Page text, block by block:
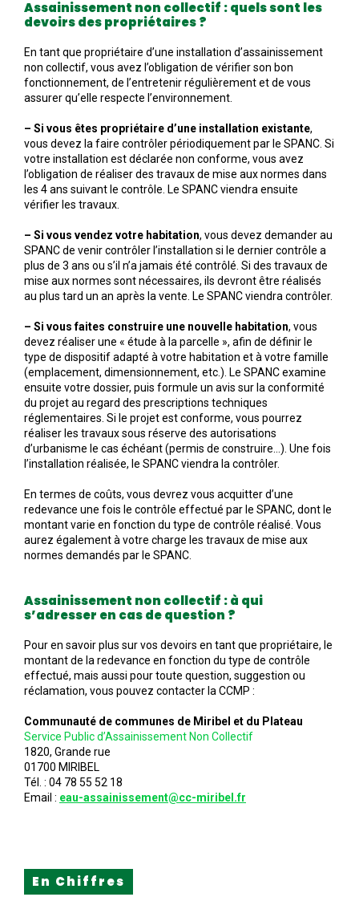
Assainissement non collectif : quels sont les
devoirs des propriétaires ?
En tant que propriétaire d’une installation d’assainissement
non collectif, vous avez l’obligation de vérifier son bon
fonctionnement, de l’entretenir régulièrement et de vous
assurer qu’elle respecte l’environnement.
– Si vous êtes propriétaire d’une installation existante,
vous devez la faire contrôler périodiquement par le SPANC. Si
votre installation est déclarée non conforme, vous avez
l’obligation de réaliser des travaux de mise aux normes dans
les 4 ans suivant le contrôle. Le SPANC viendra ensuite
vérifier les travaux.
– Si vous vendez votre habitation, vous devez demander au
SPANC de venir contrôler l’installation si le dernier contrôle a
plus de 3 ans ou s’il n’a jamais été contrôlé. Si des travaux de
mise aux normes sont nécessaires, ils devront être réalisés
au plus tard un an après la vente. Le SPANC viendra contrôler.
– Si vous faites construire une nouvelle habitation, vous
devez réaliser une « étude à la parcelle », afin de définir le
type de dispositif adapté à votre habitation et à votre famille
(emplacement, dimensionnement, etc.). Le SPANC examine
ensuite votre dossier, puis formule un avis sur la conformité
du projet au regard des prescriptions techniques
réglementaires. Si le projet est conforme, vous pourrez
réaliser les travaux sous réserve des autorisations
d’urbanisme le cas échéant (permis de construire…). Une fois
l’installation réalisée, le SPANC viendra la contrôler.
En termes de coûts, vous devrez vous acquitter d’une
redevance une fois le contrôle effectué par le SPANC, dont le
montant varie en fonction du type de contrôle réalisé. Vous
aurez également à votre charge les travaux de mise aux
normes demandés par le SPANC.
Assainissement non collectif : à qui
s’adresser en cas de question ?
Pour en savoir plus sur vos devoirs en tant que propriétaire, le
montant de la redevance en fonction du type de contrôle
effectué, mais aussi pour toute question, suggestion ou
réclamation, vous pouvez contacter la CCMP :
Communauté de communes de Miribel et du Plateau
Service Public d’Assainissement Non Collectif
1820, Grande rue
01700 MIRIBEL
Tél. : 04 78 55 52 18
Email : eau-assainissement@cc-miribel.fr
En Chiffres